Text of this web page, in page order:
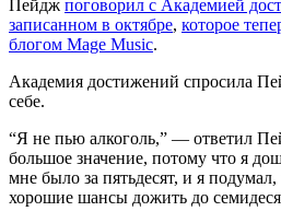
Пейдж поговорил с Академией
записанном в октябре, которое
блогом Mage Music.
Академия достижений спросила
себе.
“Я не пью алкоголь,” — ответил
большое значение, потому что я
мне было за пятьдесят, и я
хорошие шансы дожить до